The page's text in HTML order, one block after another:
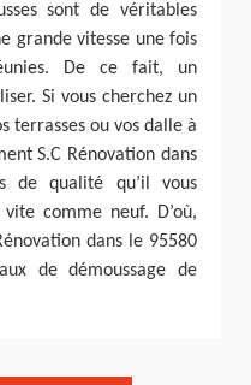
sont de véritables
grande vitesse une fois
De ce fait, un
Si vous cherchez un
terrasses ou vos dalle à
S.C Rénovation dans
de qualité qu’il vous
comme neuf. D’où,
dans le 95580
de démoussage de